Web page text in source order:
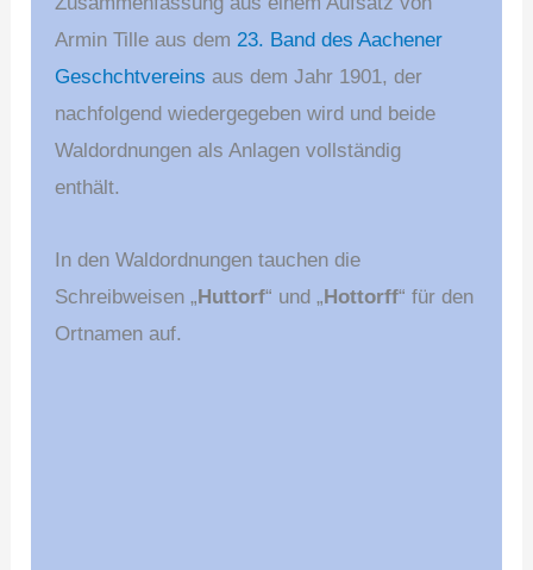
Armin Tille aus dem 23. Band des Aachener
Geschchtvereins aus dem Jahr 1901, der
nachfolgend wiedergegeben wird und beide
Waldordnungen als Anlagen vollständig
enthält.
In den Waldordnungen tauchen die
Schreibweisen „Huttorf“ und „Hottorff“ für den
Ortnamen auf.